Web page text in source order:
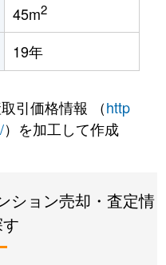
45m2
19年
引価格情報 （http
）を加工して作成
ション売却・査定情